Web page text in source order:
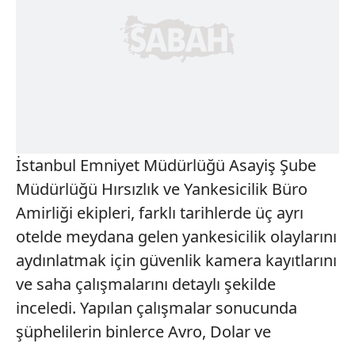
İstanbul Emniyet Müdürlüğü Asayiş Şube
Müdürlüğü Hırsızlık ve Yankesicilik Büro
Amirliği ekipleri, farklı tarihlerde üç ayrı
otelde meydana gelen yankesicilik olaylarını
aydınlatmak için güvenlik kamera kayıtlarını
ve saha çalışmalarını detaylı şekilde
inceledi. Yapılan çalışmalar sonucunda
şüphelilerin binlerce Avro, Dolar ve